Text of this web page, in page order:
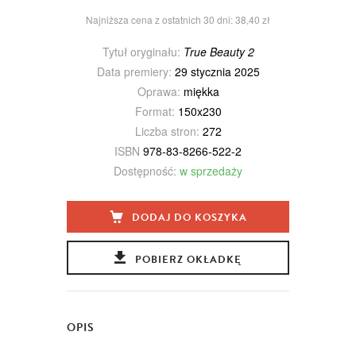
Najniższa cena z ostatnich 30 dni: 38,40 zł
Tytuł oryginału: True Beauty 2
Data premiery: 29 stycznia 2025
Oprawa: miękka
Format: 150x230
Liczba stron: 272
ISBN 978-83-8266-522-2
Dostępność: w sprzedaży
DODAJ DO KOSZYKA
POBIERZ OKŁADKĘ
OPIS